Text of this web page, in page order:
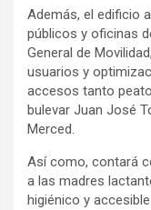
Además, el edificio
públicos y oficinas
General de
usuarios y
accesos tanto
bulevar Juan José
Merced.
Así como, contará
a las madres
higiénico y